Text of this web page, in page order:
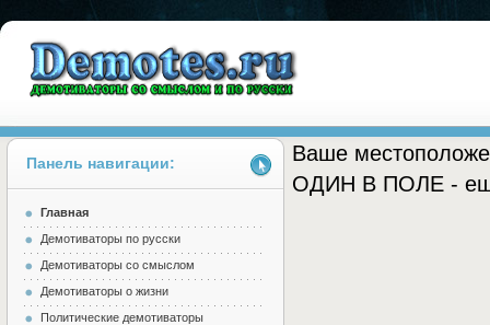
Demotes.ru
Ваше
ОДИН В ПОЛЕ -
Панель навигации:
Главная
Демотиваторы по русски
Демотиваторы со смыслом
Демотиваторы о жизни
Политические демотиваторы